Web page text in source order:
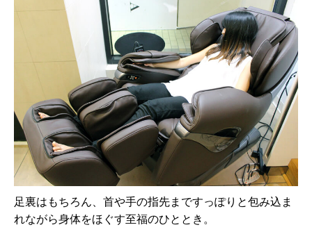
足裏はもちろん、首や手の指先まですっぽりと包み込ま
れながら身体をほぐす至福のひととき。